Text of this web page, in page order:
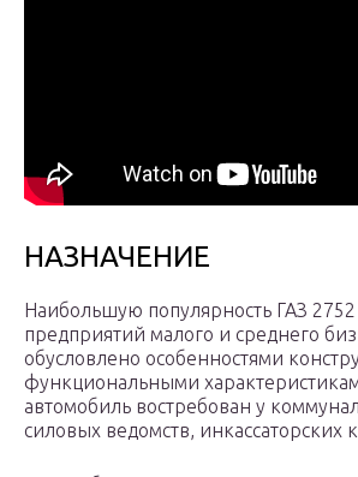
НАЗНАЧЕНИЕ
Наибольшую популярность ГАЗ 2752
предприятий малого и среднего
обусловлено особенностями
функциональными
автомобиль востребован у
силовых ведомств, инкассаторских